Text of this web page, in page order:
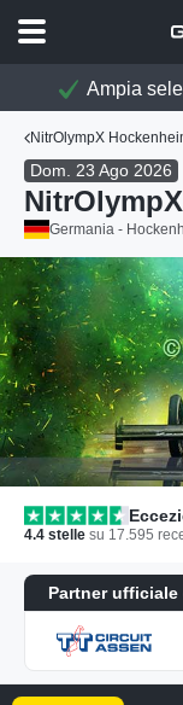
Ampia
NitrOlympX
Dom. 23 Ago 2026
Germania -
4.4 stelle su 17.595
Partner